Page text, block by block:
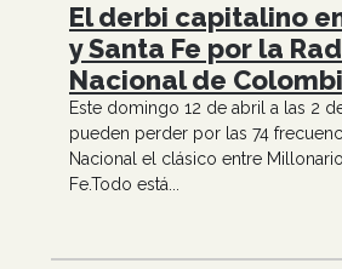
El derbi capitalino
y Santa Fe por la
Nacional de
Este domingo 12 de abril a las 2
pueden perder por las 74
Nacional el clásico entre
Fe.Todo está...